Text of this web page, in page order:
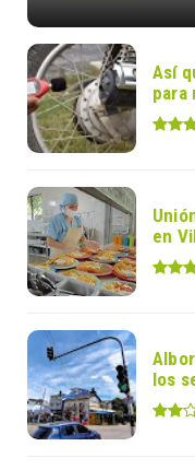
Así
para
en
los